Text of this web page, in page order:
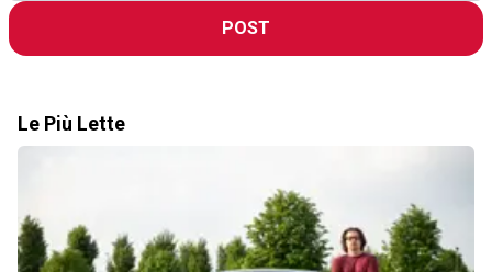
POST
Le Più Lette